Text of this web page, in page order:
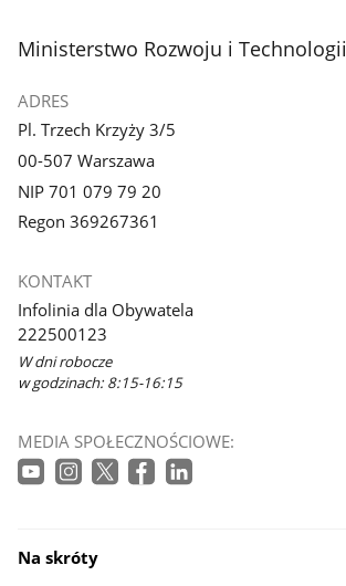
galerii.
galerii.
stopka
Ministerstwo Rozwoju i Technologii
ADRES
Pl. Trzech Krzyży 3/5
00-507 Warszawa
NIP 701 079 79 20
Regon 369267361
KONTAKT
Infolinia dla Obywatela
222500123
W dni robocze
w godzinach: 8:15-16:15
MEDIA SPOŁECZNOŚCIOWE:
Na skróty